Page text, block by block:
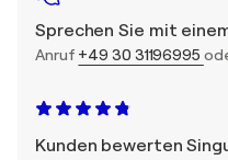
Sprechen Sie mit
Anruf +49 30 31196995
Kunden bewerten